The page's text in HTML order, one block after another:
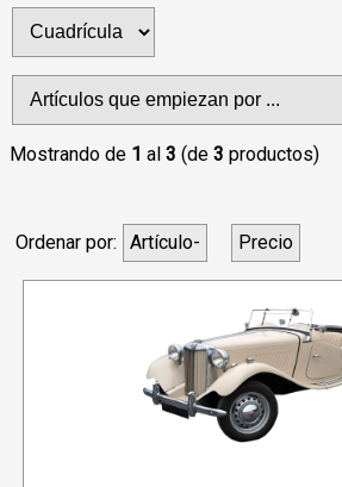
Mostrando de 1 al 3 (de 3 productos)
Ordenar por: Artículo- Precio